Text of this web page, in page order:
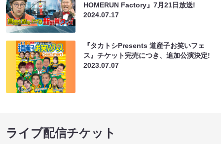
HOMERUN Factory』7月21日放送!
2024.07.17
『タカトシPresents 道産子お笑いフェ
ス』チケット完売につき、追加公演決定!
2023.07.07
ライブ配信チケット